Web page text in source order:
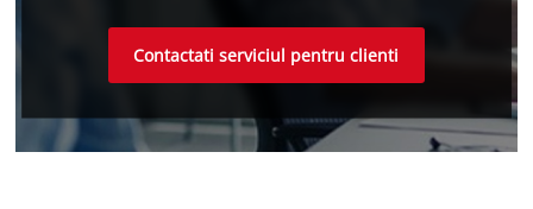
Contactati serviciul pentru clienti